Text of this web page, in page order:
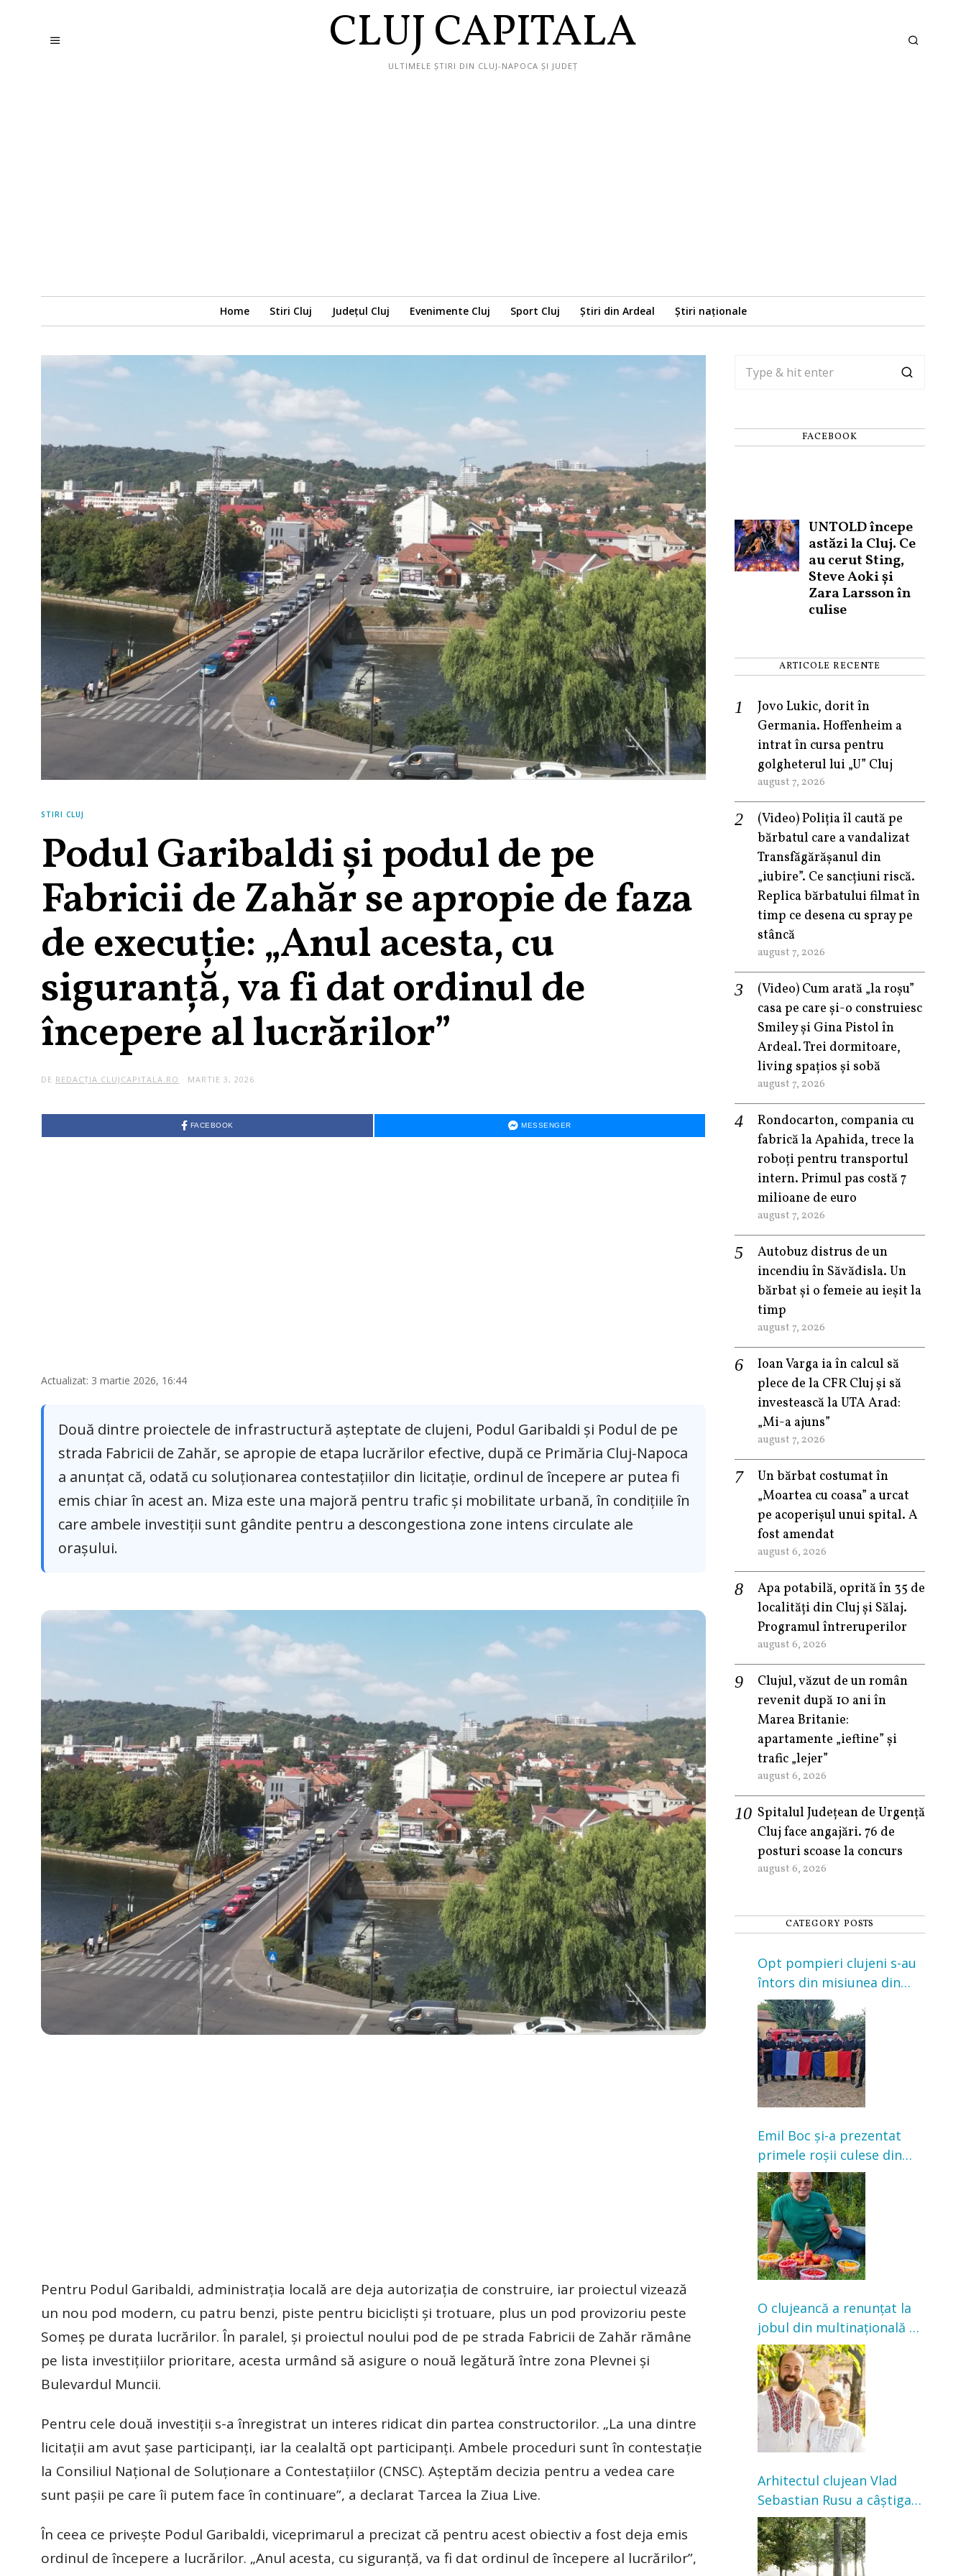
CLUJ CAPITALA
ULTIMELE ȘTIRI DIN CLUJ-NAPOCA ȘI JUDEȚ
Home Stiri Cluj Județul Cluj Evenimente Cluj Sport Cluj Știri din Ardeal Știri naționale
STIRI CLUJ
Podul Garibaldi și podul de pe
Fabricii de Zahăr se apropie de faza
de execuție: „Anul acesta, cu
siguranță, va fi dat ordinul de
începere al lucrărilor”
DE REDACȚIA CLUJCAPITALA.RO MARTIE 3, 2026
FACEBOOK MESSENGER
Actualizat: 3 martie 2026, 16:44
Două dintre proiectele de infrastructură așteptate de clujeni, Podul Garibaldi și Podul de pe
strada Fabricii de Zahăr, se apropie de etapa lucrărilor efective, după ce Primăria Cluj-Napoca
a anunțat că, odată cu soluționarea contestațiilor din licitație, ordinul de începere ar putea fi
emis chiar în acest an. Miza este una majoră pentru trafic și mobilitate urbană, în condițiile în
care ambele investiții sunt gândite pentru a descongestiona zone intens circulate ale
orașului.
Pentru Podul Garibaldi, administrația locală are deja autorizația de construire, iar proiectul vizează
un nou pod modern, cu patru benzi, piste pentru bicicliști și trotuare, plus un pod provizoriu peste
Someș pe durata lucrărilor. În paralel, și proiectul noului pod de pe strada Fabricii de Zahăr rămâne
pe lista investițiilor prioritare, acesta urmând să asigure o nouă legătură între zona Plevnei și
Bulevardul Muncii.
Pentru cele două investiții s-a înregistrat un interes ridicat din partea constructorilor. „La una dintre
licitații am avut șase participanți, iar la cealaltă opt participanți. Ambele proceduri sunt în contestație
la Consiliul Național de Soluționare a Contestațiilor (CNSC). Așteptăm decizia pentru a vedea care
sunt pașii pe care îi putem face în continuare”, a declarat Tarcea la Ziua Live.
În ceea ce privește Podul Garibaldi, viceprimarul a precizat că pentru acest obiectiv a fost deja emis
ordinul de începere a lucrărilor. „Anul acesta, cu siguranță, va fi dat ordinul de începere al lucrărilor”,
FACEBOOK
UNTOLD începe
astăzi la Cluj. Ce
au cerut Sting,
Steve Aoki și
Zara Larsson în
culise
ARTICOLE RECENTE
Jovo Lukic, dorit în
Germania. Hoffenheim a
intrat în cursa pentru
golgheterul lui „U” Cluj
august 7, 2026
(Video) Poliția îl caută pe
bărbatul care a vandalizat
Transfăgărășanul din
„iubire”. Ce sancțiuni riscă.
Replica bărbatului filmat în
timp ce desena cu spray pe
stâncă
august 7, 2026
(Video) Cum arată „la roşu”
casa pe care şi-o construiesc
Smiley şi Gina Pistol în
Ardeal. Trei dormitoare,
living spațios și sobă
august 7, 2026
Rondocarton, compania cu
fabrică la Apahida, trece la
roboți pentru transportul
intern. Primul pas costă 7
milioane de euro
august 7, 2026
Autobuz distrus de un
incendiu în Săvădisla. Un
bărbat și o femeie au ieșit la
timp
august 7, 2026
Ioan Varga ia în calcul să
plece de la CFR Cluj și să
investească la UTA Arad:
„Mi-a ajuns”
august 7, 2026
Un bărbat costumat în
„Moartea cu coasa” a urcat
pe acoperișul unui spital. A
fost amendat
august 6, 2026
Apa potabilă, oprită în 35 de
localități din Cluj și Sălaj.
Programul întreruperilor
august 6, 2026
Clujul, văzut de un român
revenit după 10 ani în
Marea Britanie:
apartamente „ieftine” și
trafic „lejer”
august 6, 2026
Spitalul Județean de Urgență
Cluj face angajări. 76 de
posturi scoase la concurs
august 6, 2026
CATEGORY POSTS
Opt pompieri clujeni s-au
întors din misiunea din
Franța. Au intervenit la
incendii de vegetație și
pădure
Emil Boc și-a prezentat
primele roșii culese din
grădină: „Niciun magazin
nu poate oferi această
satisfacție”
O clujeancă a renunțat la
jobul din multinațională și
s-a mutat la țară. Acum
cultivă legume în grădina
bunicilor
Arhitectul clujean Vlad
Sebastian Rusu a câștigat
concursul pentru
transformarea Grădinii
Casei Universitarilor